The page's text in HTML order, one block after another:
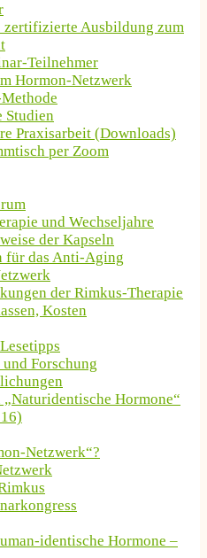
zertifizierte Ausbildung zum
Teilnehmer
Hormon-Netzwerk
Studien
Praxisarbeit (Downloads)
per Zoom
und Wechseljahre
der Kapseln
für das Anti-Aging
der Rimkus-Therapie
Kosten
Forschung
Hormone“
Netzwerk“?
identische Hormone –